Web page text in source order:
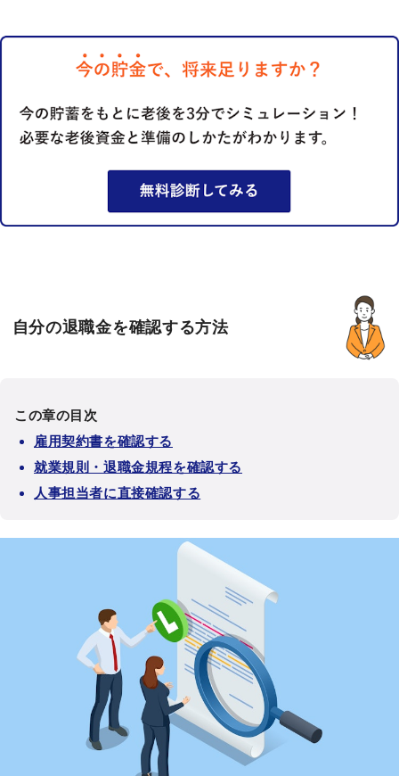
自分の退職金を確認する方法
この章の目次
雇用契約書を確認する
就業規則・退職金規程を確認する
人事担当者に直接確認する